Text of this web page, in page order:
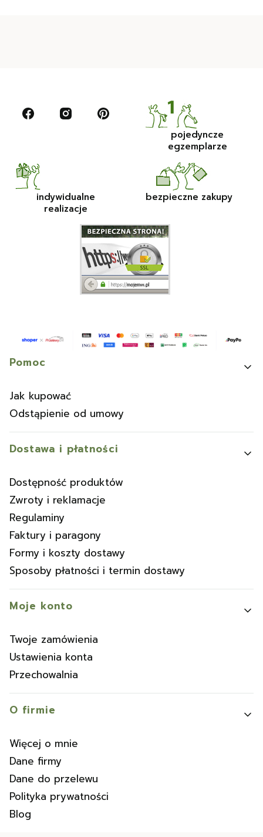
pojedyncze
egzemplarze
indywidualne
realizacje
bezpieczne zakupy
Linki w stopce
Pomoc
Jak kupować
Odstąpienie od umowy
Dostawa i płatności
Dostępność produktów
Zwroty i reklamacje
Regulaminy
Faktury i paragony
Formy i koszty dostawy
Sposoby płatności i termin dostawy
Moje konto
Twoje zamówienia
Ustawienia konta
Przechowalnia
O firmie
Więcej o mnie
Dane firmy
Dane do przelewu
Polityka prywatności
Blog